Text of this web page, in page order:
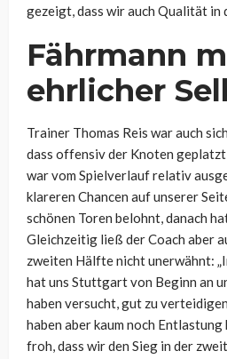
gezeigt, dass wir auch Qualität in
Fährmann
ehrlicher
Trainer Thomas Reis war auch
dass offensiv der Knoten
war vom Spielverlauf relativ
klareren Chancen auf unserer
schönen Toren belohnt, danach
Gleichzeitig ließ der Coach aber
zweiten Hälfte nicht unerwähnt:
hat uns Stuttgart von Beginn an
haben versucht, gut zu
haben aber kaum noch Entlastung
froh, dass wir den Sieg in der